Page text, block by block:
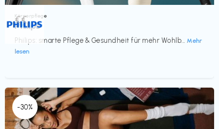
Körperpflege
Philips
Philips: smarte Pflege & Gesundheit für mehr Wohlb... Mehr
lesen
€€‎
-30%